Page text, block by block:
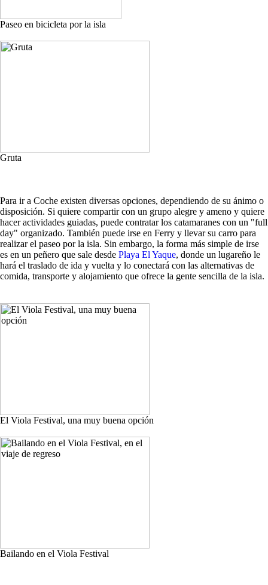
Paseo en bicicleta por la isla
Gruta
Para ir a Coche existen diversas opciones, dependiendo de su ánimo o
disposición. Si quiere compartir con un grupo alegre y ameno y quiere
hacer actividades guiadas, puede contratar los catamaranes con un "full
day" organizado. También puede irse en Ferry y llevar su carro para
realizar el paseo por la isla. Sin embargo, la forma más simple de irse
es en un peñero que sale desde Playa El Yaque, donde un lugareño le
hará el traslado de ida y vuelta y lo conectará con las alternativas de
comida, transporte y alojamiento que ofrece la gente sencilla de la isla.
El Viola Festival, una muy buena opción
Bailando en el Viola Festival